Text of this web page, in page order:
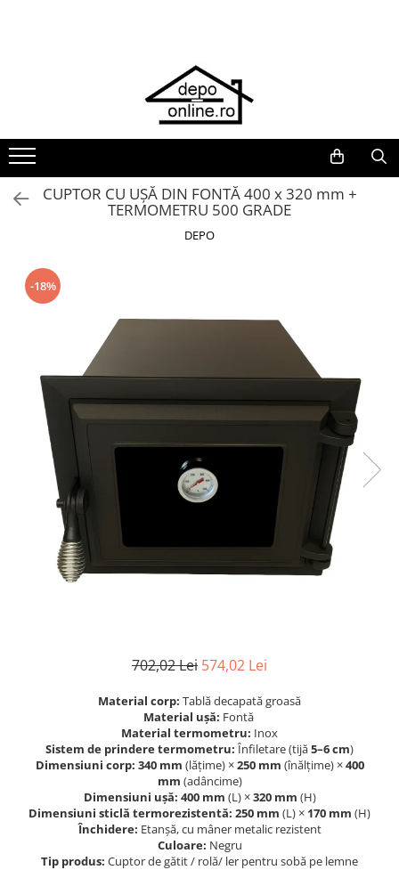
Grătare barbeque din fontă
România
Grătare tehnice din fontă România
Vase de gătit din fontă România
GRĂTARE DE GRĂDINĂ
Accesorii pentru grătare
Cuptoare de pizza
Grătare din fontă
Grătare din inox
Grătare electrice
Grătare pe cărbuni
GRĂTARE PE GAZ
UȘI DIN FONTĂ
Uși de cuptor
Uși pentru sobă și șemineu
VASE DE GĂTIT
Vase pentru gătit din aluminiu
Vase pentru gătit din oțel
REDUCERI VASE DIN FONTĂ
CUPTOARE PENTRU SOBĂ
ACCESORII SOBĂ, ȘEMINEU ȘI
CUPTOR
ACCESORII PENTRU GATIT
COPERTINE ȘI PRELATE
Prelată impermeabilă din
polietilenă cu inele
CUPTOR CU UȘĂ DIN FONTĂ 400 x 320 mm +
TERMOMETRU 500 GRADE
DEPO
-18%
702,02 Lei 574,02 Lei
Material corp: Tablă decapată groasă
Material ușă: Fontă
Material termometru: Inox
Sistem de prindere termometru: Înfiletare (tijă5–6 cm)
Dimensiuni corp: 340 mm (lățime) ×250 mm (înălțime) ×400
mm (adâncime)
Dimensiuni ușă: 400 mm (L) ×320 mm (H)
Dimensiuni sticlă termorezistentă: 250 mm (L) × 170 mm (H)
Închidere: Etanșă, cu mâner metalic rezistent
Culoare: Negru
Tip produs: Cuptor de gătit / rolă/ ler pentru sobă pe lemne